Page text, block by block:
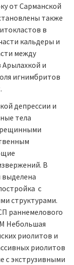
от Сарманской
также
в
кальдеры и
между
и
игнимбритов
депрессии и
тела
В
выделена
с
структурами.
раннемелового
Небольшая
риолитов и
риолитов
с экструзивными